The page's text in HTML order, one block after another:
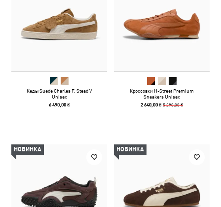
Кеды Suede Charles F. Stead V
Unisex
6 490,00 ₴
Кроссовки H-Street Premium
Sneakers Unisex
2 640,00 ₴5 290,00 ₴
НОВИНКА НОВИНКА